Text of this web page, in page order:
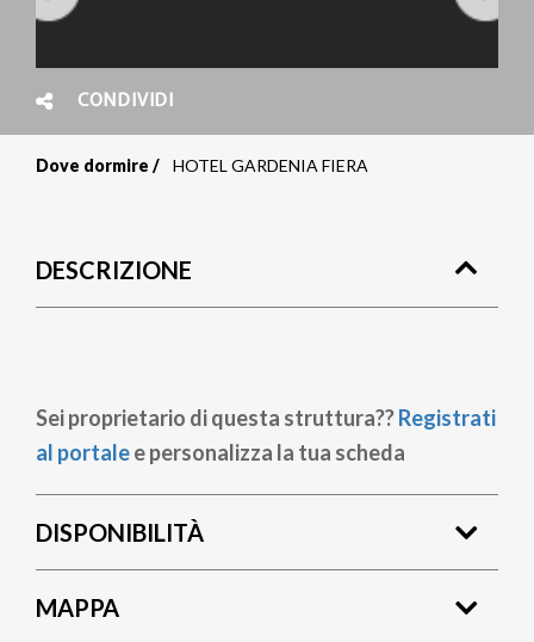
CONDIVIDI
pane
Dove dormire HOTEL GARDENIA FIERA
DESCRIZIONE
Sei proprietario di questa struttura??Registrati
al portalee personalizza la tua scheda
DISPONIBILITÀ
MAPPA